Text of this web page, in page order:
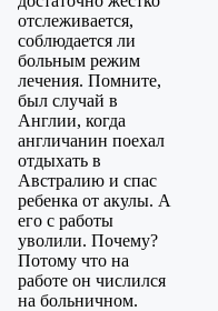
отслеживается,
соблюдается ли
больным режим
лечения. Помните,
был случай в
Англии, когда
англичанин поехал
отдыхать в
Австралию и спас
ребенка от акулы. А
его с работы
уволили. Почему?
Потому что на
работе он числился
на больничном.